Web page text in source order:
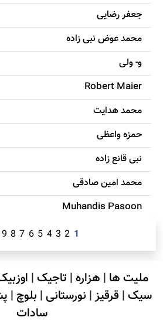
جعفر رضایی
محمد عوض نبی زاده
و- ولی
Robert Maier
محمد هدایت
حمزه واعظی
نبی قانع زاده
محمد امين صادقی
Muhandis Pasoon
1
2
3
4
5
6
7
8
9
ملیت ها | هزاره| تاجیک|
سیک| قرقیز| نورستانی| بلوچ |
سادات